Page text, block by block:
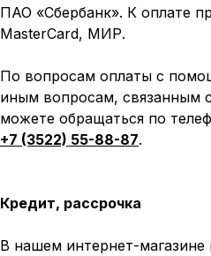
ПАО «Сбербанк». К оплате
MasterCard, МИР.
По вопросам оплаты с
иным вопросам, связанным
можете обращаться по
+7 (3522) 55-88-87.
Кредит, рассрочка
В нашем интернет-